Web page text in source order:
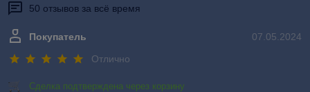
50 отзывов за всё время
07.05.2024
Покупатель
Отлично
Сделка подтверждена через корзину